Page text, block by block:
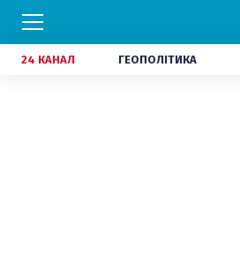
24 КАНАЛ ГЕОПОЛІТИКА